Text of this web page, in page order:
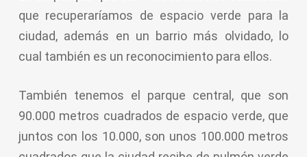
que recuperaríamos de espacio verde para la
ciudad, además en un barrio más olvidado, lo
cual también es un reconocimiento para ellos.
También tenemos el parque central, que son
90.000 metros cuadrados de espacio verde, que
juntos con los 10.000, son unos 100.000 metros